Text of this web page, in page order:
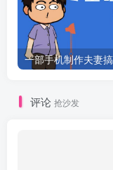
评论 抢沙发